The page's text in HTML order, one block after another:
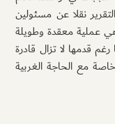
نقلا عن مسئولين
عملية معقدة وطويلة
رغم قدمها لا تزال قادرة
مع الحاجة الغربية